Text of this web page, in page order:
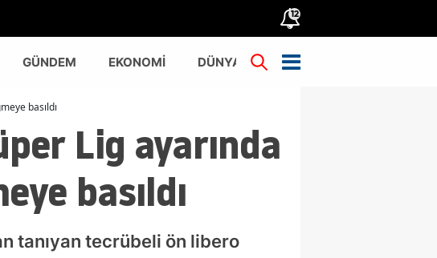
12
GÜNDEM EKONOMİ DÜNYA TÜRKİYE
basıldı
Lig ayarında
basıldı
tanıyan tecrübeli ön libero